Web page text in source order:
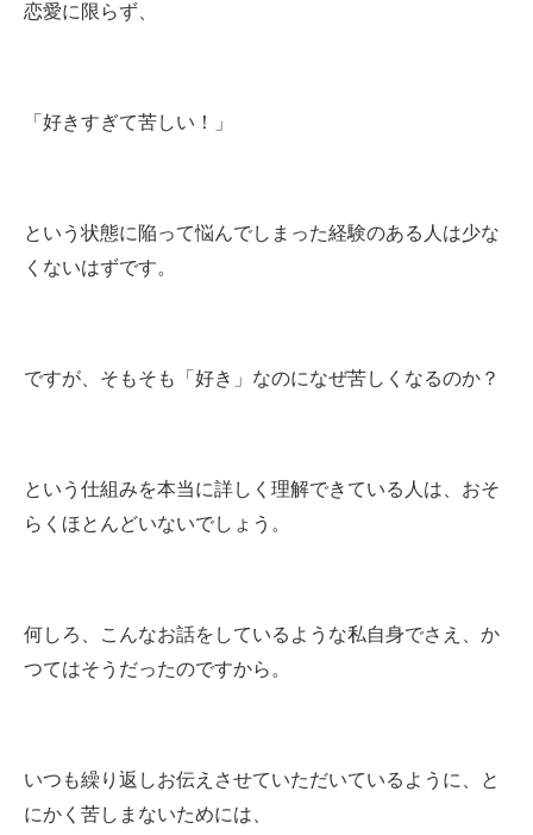
恋愛に限らず、
「好きすぎて苦しい！」
という状態に陥って悩んでしまった経験のある人は少な
くないはずです。
ですが、そもそも「好き」なのになぜ苦しくなるのか？
という仕組みを本当に詳しく理解できている人は、おそ
らくほとんどいないでしょう。
何しろ、こんなお話をしているような私自身でさえ、か
つてはそうだったのですから。
いつも繰り返しお伝えさせていただいているように、と
にかく苦しまないためには、